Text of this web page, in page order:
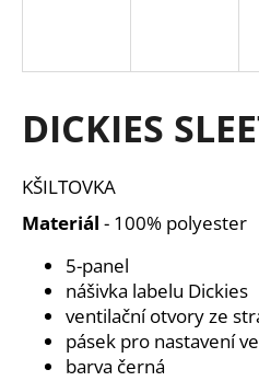
DICKIES
KŠILTOVKA
Materiál - 100% polyester
5-panel
nášivka labelu Dickies
ventilační otvory ze
pásek pro nastavení
barva černá
í
t
?